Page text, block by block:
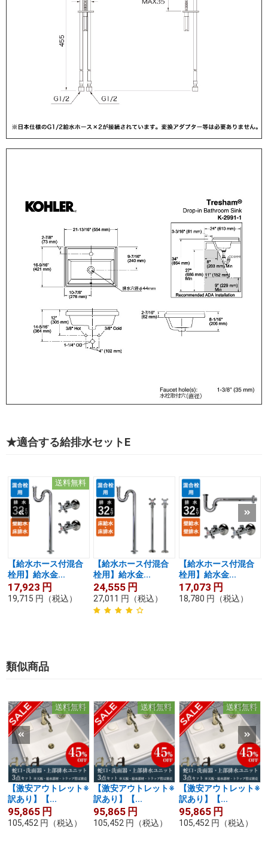
★適合する給排水セットE
送料無料
【給水ホース付混合
栓用】給水金...
17,923 円
19,715 円 （税込）
【給水ホース付混合
栓用】給水金...
24,555 円
27,011 円 （税込）
【給水ホース付混合
栓用】給水金...
17,073 円
18,780 円 （税込）
類似商品
送料無料
【激安アウトレット※
訳あり】【...
95,865 円
105,452 円 （税込）
送料無料
【激安アウトレット※
訳あり】【...
95,865 円
105,452 円 （税込）
送料無料
【激安アウトレット※
訳あり】【...
95,865 円
105,452 円 （税込）